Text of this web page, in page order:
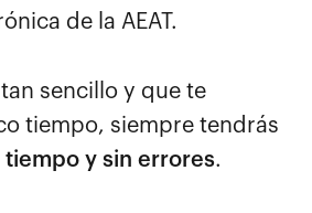
de la AEAT.
sencillo y que te
tiempo, siempre tendrás
tiempo y sin errores.